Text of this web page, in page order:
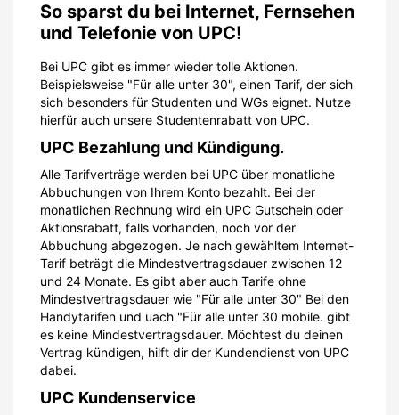
So sparst du bei Internet, Fernsehen
und Telefonie von UPC!
Bei UPC gibt es immer wieder tolle Aktionen.
Beispielsweise "Für alle unter 30", einen Tarif, der sich
sich besonders für Studenten und WGs eignet. Nutze
hierfür auch unsere Studentenrabatt von UPC.
UPC Bezahlung und Kündigung.
Alle Tarifverträge werden bei UPC über monatliche
Abbuchungen von Ihrem Konto bezahlt. Bei der
monatlichen Rechnung wird ein UPC Gutschein oder
Aktionsrabatt, falls vorhanden, noch vor der
Abbuchung abgezogen. Je nach gewähltem Internet-
Tarif beträgt die Mindestvertragsdauer zwischen 12
und 24 Monate. Es gibt aber auch Tarife ohne
Mindestvertragsdauer wie "Für alle unter 30" Bei den
Handytarifen und uach "Für alle unter 30 mobile. gibt
es keine Mindestvertragsdauer. Möchtest du deinen
Vertrag kündigen, hilft dir der Kundendienst von UPC
dabei.
UPC Kundenservice